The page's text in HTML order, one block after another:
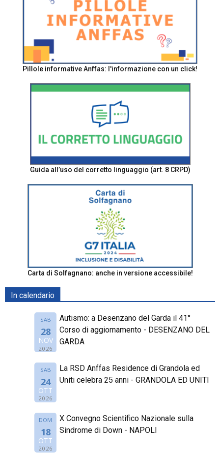
Pillole informative Anffas: l'informazione con un click!
Guida all’uso del corretto linguaggio (art. 8 CRPD)
Carta di Solfagnano: anche in versione accessibile!
In calendario
SAB
28
NOV
2026
Autismo: a Desenzano del Garda il 41°
Corso di aggiornamento - DESENZANO DEL
GARDA
SAB
24
OTT
2026
La RSD Anffas Residence di Grandola ed
Uniti celebra 25 anni - GRANDOLA ED UNITI
DOM
18
OTT
2026
X Convegno Scientifico Nazionale sulla
Sindrome di Down - NAPOLI